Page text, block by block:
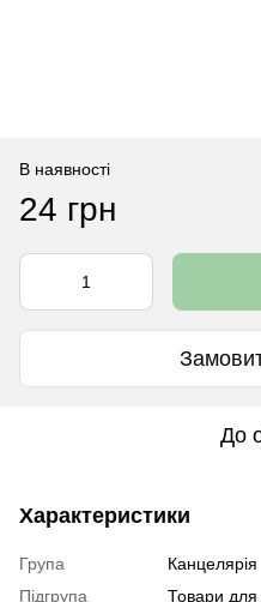
В наявності
24 грн
До
Характеристики
Група
Канцелярія
Підгрупа
Товари